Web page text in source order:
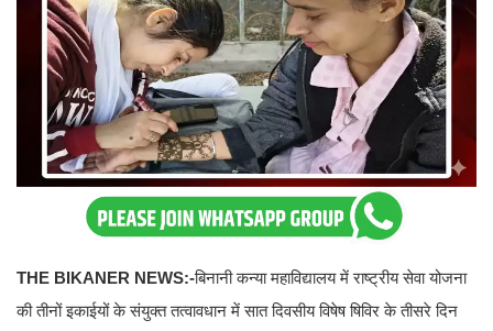
THE BIKANER NEWS:-बिनानी कन्या महाविद्यालय में राष्ट्रीय सेवा योजना
की तीनों इकाईयों के संयुक्त तत्वावधान में सात दिवसीय विषेष षिविर के तीसरे दिन